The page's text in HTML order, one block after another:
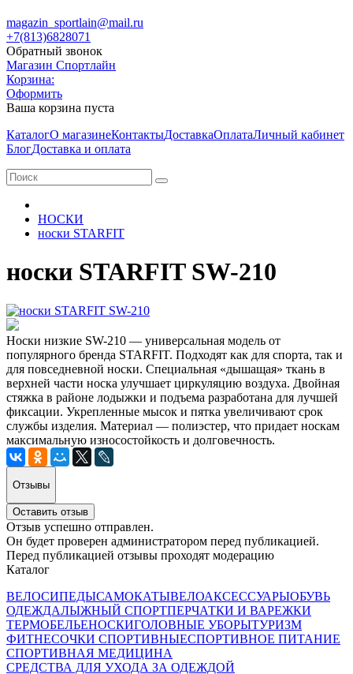
magazin_sportlain@mail.ru
+7(813)6828071
Обратный звонок
Магазин Спортлайн
Корзина:
Оформить
Ваша корзина пуста
КаталогО магазинеКонтактыДоставкаОплатаЛичный кабинет
БлогДоставка и оплата
НОСКИ
носки STARFIT
носки STARFIT SW-210
Носки низкие SW-210 — универсальная модель от
популярного бренда STARFIT. Подходят как для спорта, так и
для повседневной носки. Специальная «​дышащая» ткань в
верхней части носка улучшает циркуляцию воздуха. Двойная
стяжка в районе ​лодыжки и подъема разработана для лучшей
фиксации. Укрепленные мысок и пятка увеличивают срок
службы изделия. Материал — полиэстер, что придает носкам
максимальную износостойкость и долговечность.
Отзывы
Оставить отзыв
Отзыв успешно отправлен.
Он будет проверен администратором перед публикацией.
Перед публикацией отзывы проходят модерацию
Каталог
ВЕЛОСИПЕДЫСАМОКАТЫВЕЛОАКСЕССУАРЫОБУВЬ
ОДЕЖДАЛЫЖНЫЙ СПОРТПЕРЧАТКИ И ВАРЕЖКИ
ТЕРМОБЕЛЬЕНОСКИГОЛОВНЫЕ УБОРЫТУРИЗМ
ФИТНЕСОЧКИ СПОРТИВНЫЕСПОРТИВНОЕ ПИТАНИЕ
СПОРТИВНАЯ МЕДИЦИНА
СРЕДСТВА ДЛЯ УХОДА ЗА ОДЕЖДОЙ